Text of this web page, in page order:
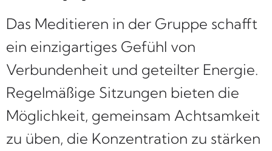
Das Meditieren in der Gruppe schafft
ein einzigartiges Gefühl von
Verbundenheit und geteilter Energie.
Regelmäßige Sitzungen bieten die
Möglichkeit, gemeinsam Achtsamkeit
zu üben, die Konzentration zu stärken